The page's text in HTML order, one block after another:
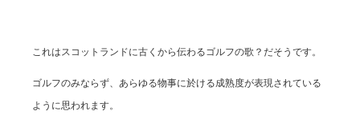
これはスコットランドに古くから伝わるゴルフの歌？だそうです。
ゴルフのみならず、あらゆる物事に於ける成熟度が表現されている
ように思われます。